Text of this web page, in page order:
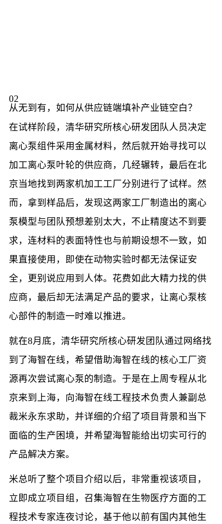
02
从无到有，如何从供应链端填补产业链空白？
在试样阶段，清华研究所核心研发团队人员决定
离心泵组件采用金属材料，然后就开始寻找可以
加工离心泵叶轮的供应商，几经辗转，最后在北
京当地找到两家机加工工厂分别进行了试样。然
而，拿到样品后，发现这两家工厂制造出的离心
泵模型与团队预想差别太大，不止精度达不到要
求，连材料的表面特性也与前期设想不一致，如
果直接使用，即使在动物实验时都无法保证安
全，更别说应用到人体。花费如此大精力找的供
应商，最后却无法满足产品的要求，让离心泵核
心部件的制造一时难以推进。
就在8月底，清华研究所核心研发团队通过网络找
到了海智在线，希望借助海智在线的核心工厂资
源再次尝试离心泵的制造。于是在上周专程从北
京来到上海，向海智在线工程技术负责人兼副总
裁米永东求助，并详细的介绍了项目背景和当下
面临的生产困境，并希望海智能给出切实可行的
产品解决方案。
米总听了整个项目介绍以后，非常重视该项目，
立即成立项目组，召集海智在生物医疗方面的工
程技术专家连夜讨论，基于他以前有国内其他生